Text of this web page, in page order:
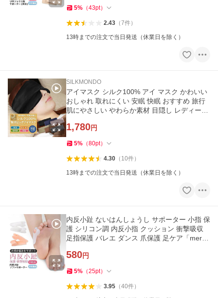
5% （43pt）
2.43（7件）
13時までの注文で当日発送（休業日を除く）
SILKMONDO
アイマスク シルク100% アイ マスク かわいい
おしゃれ 取れにくい 安眠 快眠 おすすめ 旅行
肌にやさしい やわらか素材 目隠し レディース
1,780円
5% （80pt）
4.30（ 10件）
13時までの注文で当日発送（休業日を除く）
内反小趾 ないはんしょうし サポーター 小指 保
護 シリコン調 内反小指 クッション 衝撃吸収
足指保護 バレエ ダンス 爪保護 足ケア「mer
580円
5% （25pt）
3.95（40件）